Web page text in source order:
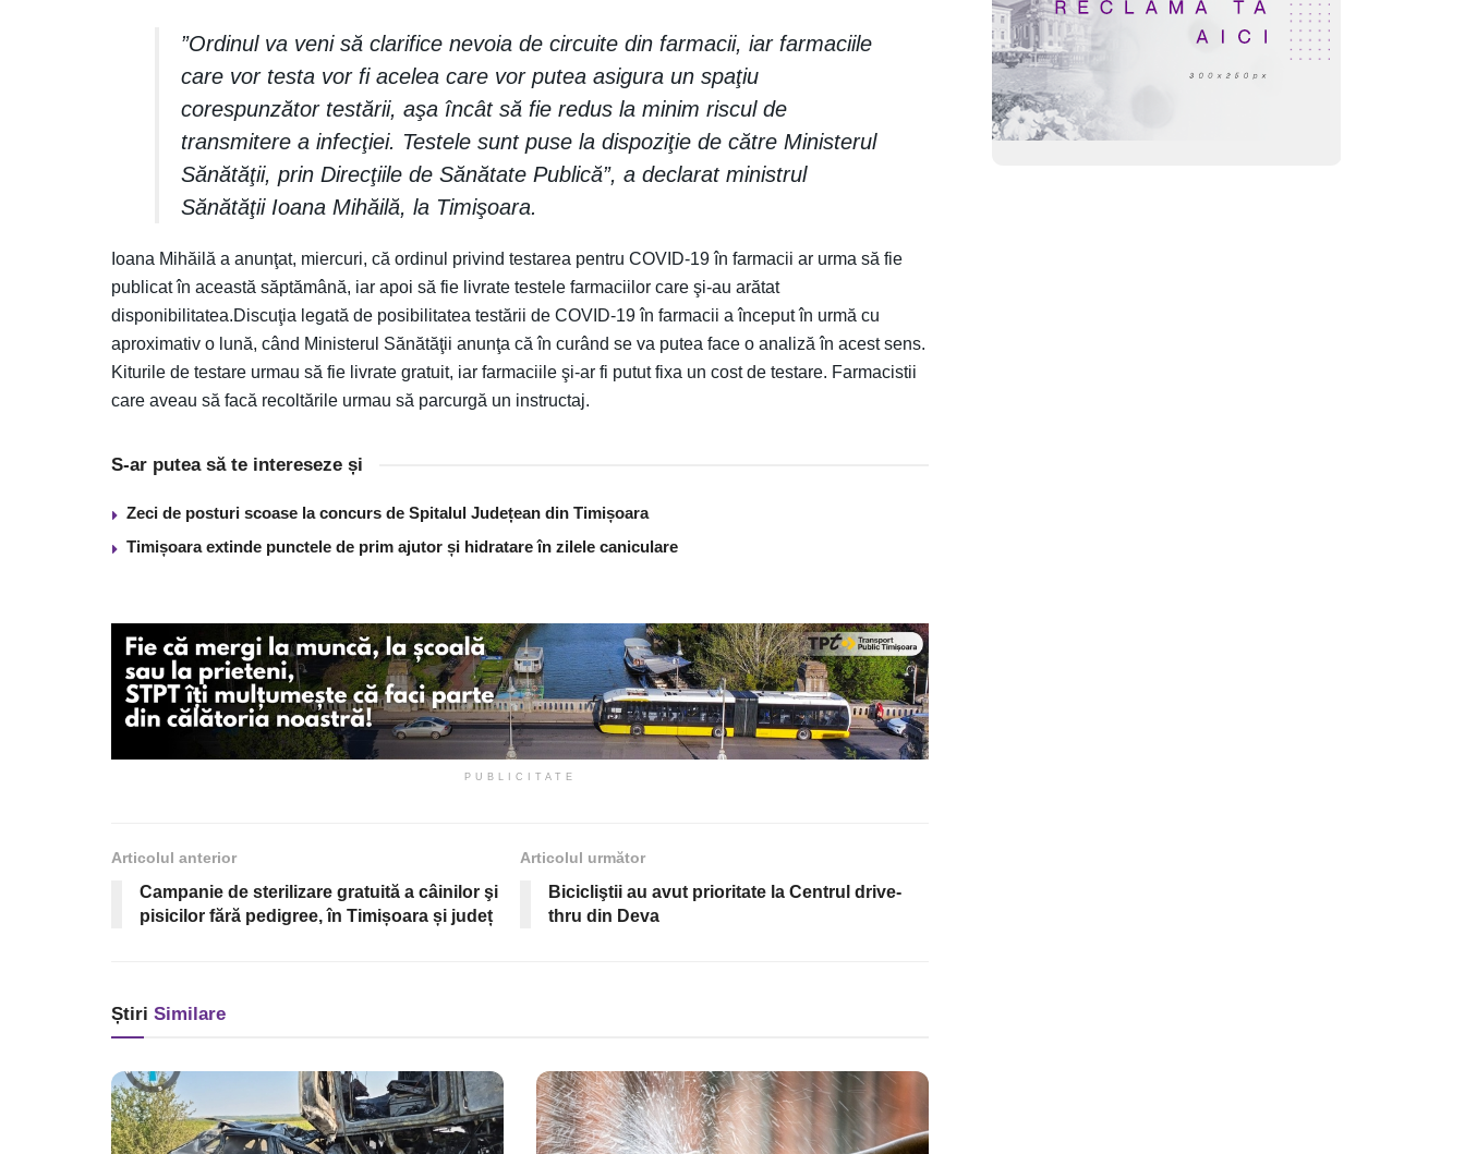
”Ordinul va veni să clarifice nevoia de circuite din farmacii, iar farmaciile
care vor testa vor fi acelea care vor putea asigura un spaţiu
corespunzător testării, aşa încât să fie redus la minim riscul de
transmitere a infecţiei. Testele sunt puse la dispoziţie de către Ministerul
Sănătăţii, prin Direcţiile de Sănătate Publică”, a declarat ministrul
Sănătăţii Ioana Mihăilă, la Timişoara.
Ioana Mihăilă a anunţat, miercuri, că ordinul privind testarea pentru COVID-19 în farmacii ar urma să fie
publicat în această săptămână, iar apoi să fie livrate testele farmaciilor care şi-au arătat
disponibilitatea.Discuţia legată de posibilitatea testării de COVID-19 în farmacii a început în urmă cu
aproximativ o lună, când Ministerul Sănătăţii anunţa că în curând se va putea face o analiză în acest sens.
Kiturile de testare urmau să fie livrate gratuit, iar farmaciile şi-ar fi putut fixa un cost de testare. Farmacistii
care aveau să facă recoltările urmau să parcurgă un instructaj.
S-ar putea să te intereseze și
Zeci de posturi scoase la concurs de Spitalul Județean din Timișoara
Timișoara extinde punctele de prim ajutor și hidratare în zilele caniculare
PUBLICITATE
Articolul anterior
Campanie de sterilizare gratuită a câinilor şi
pisicilor fără pedigree, în Timișoara și județ
Articolul următor
Bicicliştii au avut prioritate la Centrul drive-
thru din Deva
Știri Similare